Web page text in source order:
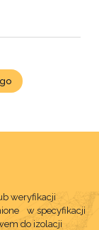
weryfikacji
w specyfikacji
do izolacji